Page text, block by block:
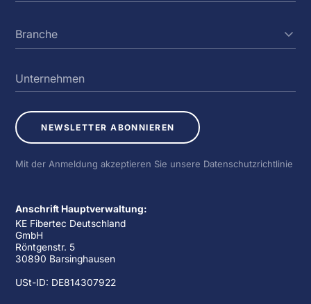
NEWSLETTER ABONNIEREN
Mit der Anmeldung akzeptieren Sie unsere Datenschutzrichtlinie
Anschrift Hauptverwaltung:
KE Fibertec Deutschland
GmbH
Röntgenstr. 5
30890 Barsinghausen
USt-ID: DE814307922